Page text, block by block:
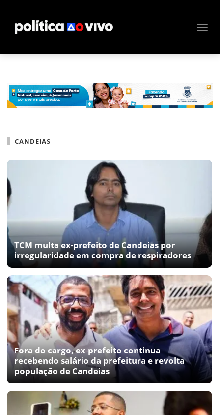
CANDEIAS
TCM multa ex-prefeito de Candeias por
irregularidade em compra de respiradores
Fora do cargo, ex-prefeito continua
recebendo salário da prefeitura e revolta
população de Candeias